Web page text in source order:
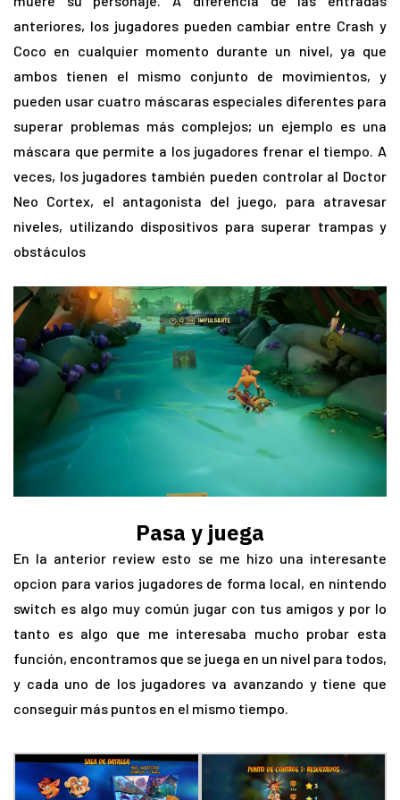
anteriores, los jugadores pueden cambiar entre Crash y
Coco en cualquier momento durante un nivel, ya que
ambos tienen el mismo conjunto de movimientos, y
pueden usar cuatro máscaras especiales diferentes para
superar problemas más complejos; un ejemplo es una
máscara que permite a los jugadores frenar el tiempo. A
veces, los jugadores también pueden controlar al Doctor
Neo Cortex, el antagonista del juego, para atravesar
niveles, utilizando dispositivos para superar trampas y
obstáculos
Pasa y juega
En la anterior review esto se me hizo una interesante
opcion para varios jugadores de forma local, en nintendo
switch es algo muy común jugar con tus amigos y por lo
tanto es algo que me interesaba mucho probar esta
función, encontramos que se juega en un nivel para todos,
y cada uno de los jugadores va avanzando y tiene que
conseguir más puntos en el mismo tiempo.